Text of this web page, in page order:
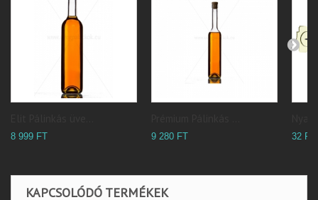
8 999 FT 9 280 FT 32 FT
KAPCSOLÓDÓ TERMÉKEK